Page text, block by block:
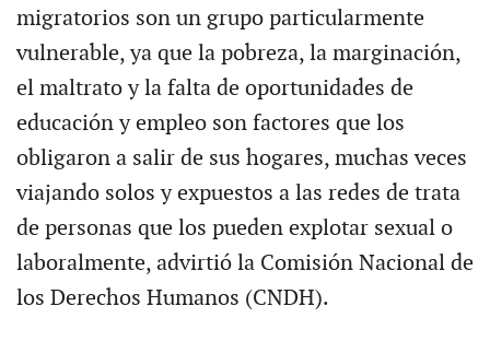
migratorios son un grupo particularmente
vulnerable, ya que la pobreza, la marginación,
el maltrato y la falta de oportunidades de
educación y empleo son factores que los
obligaron a salir de sus hogares, muchas veces
viajando solos y expuestos a las redes de trata
de personas que los pueden explotar sexual o
laboralmente, advirtió la Comisión Nacional de
los Derechos Humanos (CNDH).